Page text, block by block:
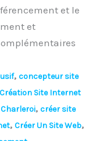
et le
et
, concepteur site
Création Site Internet
, créer site
, Créer Un Site Web,